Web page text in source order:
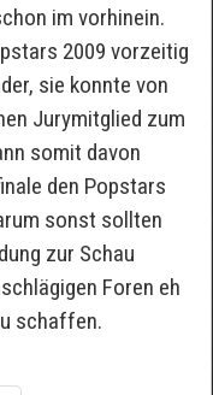
im vorhinein.
2009 vorzeitig
sie konnte von
Jurymitglied zum
somit davon
den Popstars
sonst sollten
zur Schau
Foren eh
schaffen.